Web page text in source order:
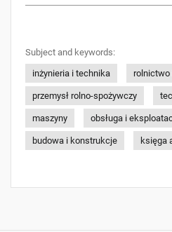
Subject and keywords:
inżynieria i technika
przemysł rolno-spożywczy
maszyny obsługa i
budowa i konstrukcje księga